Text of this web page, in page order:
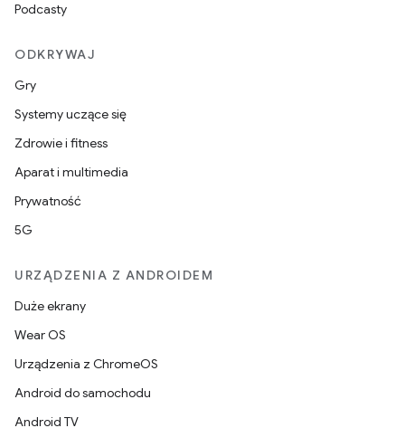
Podcasty
ODKRYWAJ
Gry
Systemy uczące się
Zdrowie i fitness
Aparat i multimedia
Prywatność
5G
URZĄDZENIA Z ANDROIDEM
Duże ekrany
Wear OS
Urządzenia z ChromeOS
Android do samochodu
Android TV